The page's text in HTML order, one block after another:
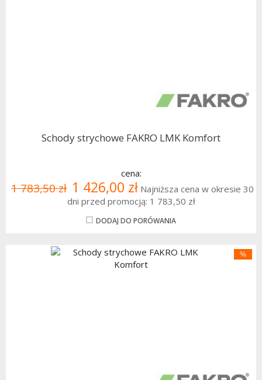
Schody strychowe FAKRO LMK Komfort
cena:
1 783,50 zł 1 426,00 zł Najniższa cena w okresie 30
dni przed promocją: 1 783,50 zł
DODAJ DO PORÓWANIA
%